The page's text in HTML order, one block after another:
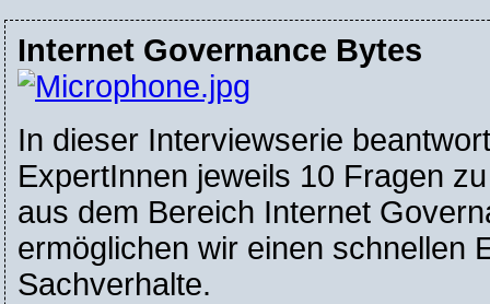
Internet Governance Bytes
In dieser Interviewserie
ExpertInnen jeweils 10 Fragen
aus dem Bereich Internet
ermöglichen wir einen schnellen
Sachverhalte.